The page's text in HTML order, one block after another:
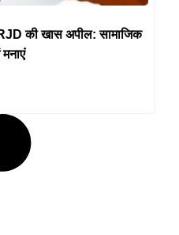
की खास अपील: सामाजिक